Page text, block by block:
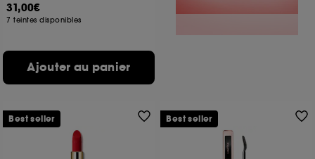
31,00€
7 teintes disponibles
Ajouter au panier
Best seller Best seller